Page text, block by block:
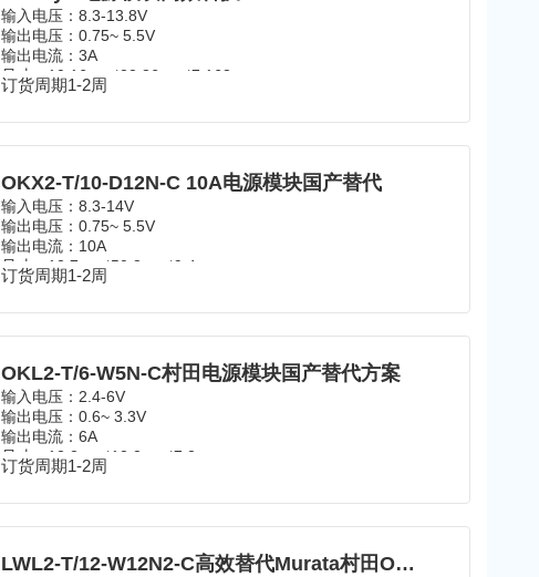
输入电压： 8.3-13.8V
输出电压： 0.75~ 5.5V
输出电流：3A
尺寸：10.16mm*22.86mm*7.163mm
温度范围：
-40℃~85℃
封装：SIP
订货周期1-2周
OKX2-T/10-D12N-C 10A电源模块国产替代
输入电压： 8.3-14V
输出电压： 0.75~ 5.5V
输出电流：10A
尺寸：12.7mm*50.8mm*9.4mm
温度范围：
-40℃~85℃
封装：SIP
订货周期1-2周
OKL2-T/6-W5N-C村田电源模块国产替代方案
输入电压： 2.4-6V
输出电压： 0.6~ 3.3V
输出电流：6A
尺寸：12.2mm*12.2mm*7.2mm
温度范围：
-40℃~85℃
封装：SMD
订货周期1-2周
LWL2-T/12-W12N2-C高效替代Murata村田OKL2-T/12-W12N2-C